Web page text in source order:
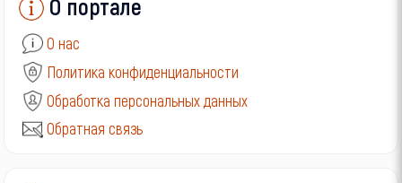
О портале
О нас
Политика конфиденциальности
Обработка персональных данных
Обратная связь